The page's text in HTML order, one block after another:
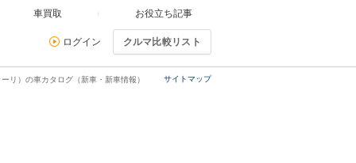
車買取 お役立ち記事
ログイン クルマ比較リスト
サイトマップ
リ）の車カタログ（新車・新車情報）